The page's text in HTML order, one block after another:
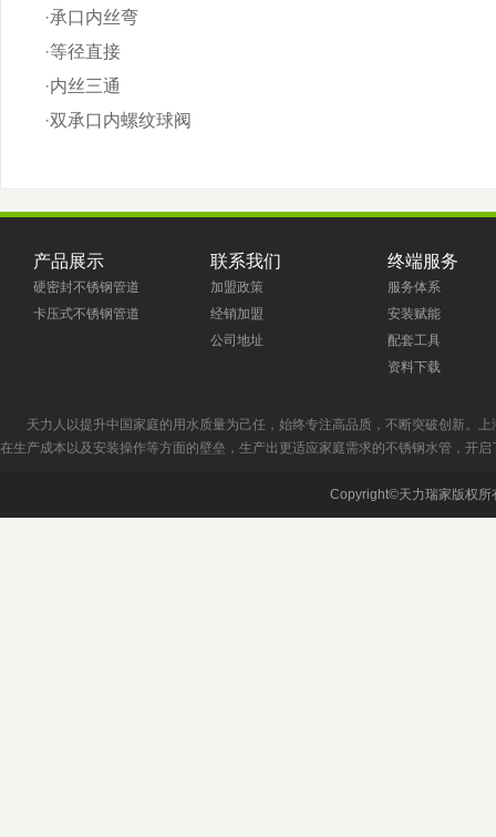
·承口内丝弯
·等径直接
·内丝三通
·双承口内螺纹球阀
产品展示
硬密封不锈钢管道
卡压式不锈钢管道
联系我们
加盟政策
经销加盟
公司地址
终端服务
服务体系
安装赋能
配套工具
资料下载
天力人以提升中国家庭的用水质量为己任，始终专注高品质，不断突破创新。
在生产成本以及安装操作等方面的壁垒，生产出更适应家庭需求的不锈钢水管，开
Copyright©天力瑞家版权所